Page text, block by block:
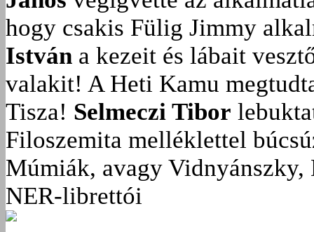
hogy csakis Fülig Jimmy
István a kezeit és lábait
valakit! A Heti Kamu
Tisza! Selmeczi Tibor
Filoszemita melléklettel
Múmiák, avagy Vidnyánszky,
NER-librettói